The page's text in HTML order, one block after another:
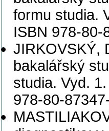
formu studia.
ISBN 978-80-
JIRKOVSKÝ,
bakalářský
studia. Vyd.
978-80-